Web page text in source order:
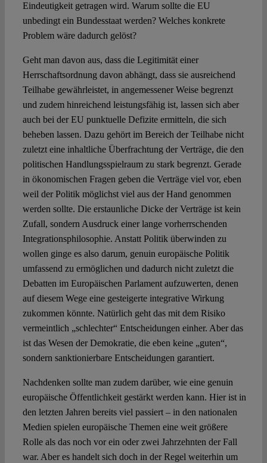
Eindeutigkeit getragen wird. Warum sollte die EU
unbedingt ein Bundesstaat werden? Welches konkrete
Problem wäre dadurch gelöst?
Geht man davon aus, dass die Legitimität einer
Herrschaftsordnung davon abhängt, dass sie ausreichend
Teilhabe gewährleistet, in angemessener Weise begrenzt
und zudem hinreichend leistungsfähig ist, lassen sich aber
auch bei der EU punktuelle Defizite ermitteln, die sich
beheben lassen. Dazu gehört im Bereich der Teilhabe nicht
zuletzt eine inhaltliche Überfrachtung der Verträge, die den
politischen Handlungsspielraum zu stark begrenzt. Gerade
in ökonomischen Fragen geben die Verträge viel vor, eben
weil der Politik möglichst viel aus der Hand genommen
werden sollte. Die erstaunliche Dicke der Verträge ist kein
Zufall, sondern Ausdruck einer lange vorherrschenden
Integrationsphilosophie. Anstatt Politik überwinden zu
wollen ginge es also darum, genuin europäische Politik
umfassend zu ermöglichen und dadurch nicht zuletzt die
Debatten im Europäischen Parlament aufzuwerten, denen
auf diesem Wege eine gesteigerte integrative Wirkung
zukommen könnte. Natürlich geht das mit dem Risiko
vermeintlich „schlechter“ Entscheidungen einher. Aber das
ist das Wesen der Demokratie, die eben keine „guten“,
sondern sanktionierbare Entscheidungen garantiert.
Nachdenken sollte man zudem darüber, wie eine genuin
europäische Öffentlichkeit gestärkt werden kann. Hier ist in
den letzten Jahren bereits viel passiert – in den nationalen
Medien spielen europäische Themen eine weit größere
Rolle als das noch vor ein oder zwei Jahrzehnten der Fall
war. Aber es handelt sich doch in der Regel weiterhin um